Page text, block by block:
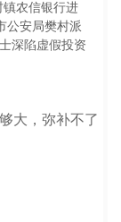
农信银行进
公安局樊村派
深陷虚假投资